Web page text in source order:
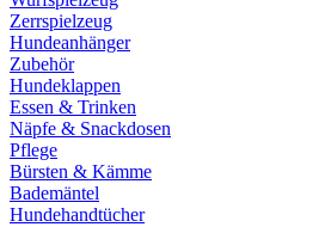
Zerrspielzeug
Hundeanhänger
Zubehör
Hundeklappen
Essen & Trinken
Näpfe & Snackdosen
Pflege
Bürsten & Kämme
Bademäntel
Hundehandtücher